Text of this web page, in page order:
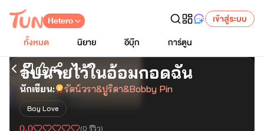
Hetero
เข้าสู่ระบบ
ทั้งหมด
นิยาย อีบุ๊ก การ์ตูน
เริ่มอ่านตอนแรก
จับนายไว้ในอ้อมกอดฉัน
นักเขียน: รัตน์วรา&ปูริดา&Bobby Pin
Boy Love
(0 รีวิว)